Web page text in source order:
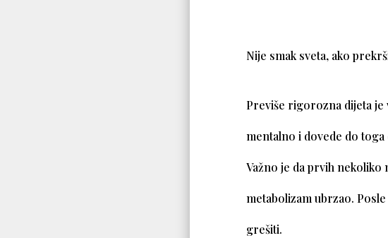
Nije smak sveta, ako
Previše rigorozna dijeta je
mentalno i dovede do toga
Važno je da prvih
metabolizam ubrzao.
grešiti.